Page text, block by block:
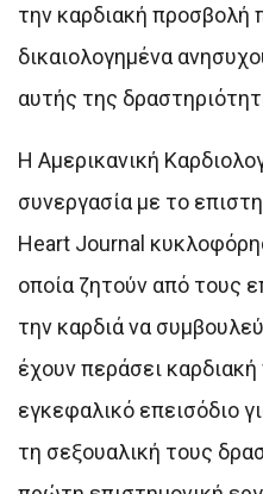
την καρδιακή προσβολή
δικαιολογημένα
αυτής της
Η Αμερικανική
συνεργασία με το
Heart Journal
οποία ζητούν από τους
την καρδιά να
έχουν περάσει
εγκεφαλικό επεισόδιο
τη σεξουαλική τους